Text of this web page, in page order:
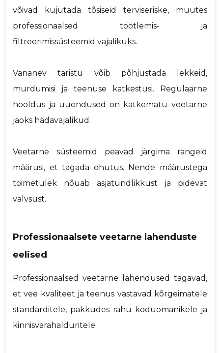
võivad kujutada tõsiseid terviseriske, muutes
professionaalsed töötlemis- ja
filtreerimissüsteemid vajalikuks.
Vananev taristu võib põhjustada lekkeid,
murdumisi ja teenuse katkestusi. Regulaarne
hooldus ja uuendused on katkematu veetarne
jaoks hädavajalikud.
Veetarne süsteemid peavad järgima rangeid
määrusi, et tagada ohutus. Nende määrustega
toimetulek nõuab asjatundlikkust ja pidevat
valvsust.
Professionaalsete veetarne lahenduste
eelised
Professionaalsed veetarne lahendused tagavad,
et vee kvaliteet ja teenus vastavad kõrgeimatele
standarditele, pakkudes rahu koduomanikele ja
kinnisvarahalduritele.